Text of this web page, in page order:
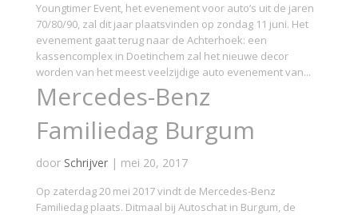
Youngtimer Event, het evenement voor auto’s uit de jaren
70/80/90, zal dit jaar plaatsvinden op zondag 11 juni. Het
evenement gaat terug naar de Achterhoek: een
kassencomplex in Doetinchem zal het nieuwe decor
worden van het meest veelzijdige auto evenement van...
Mercedes-Benz
Familiedag Burgum
door Schrijver| mei 20, 2017
Op zaterdag 20 mei 2017 vindt de Mercedes-Benz
Familiedag plaats. Ditmaal bij Autoschat in Burgum, de